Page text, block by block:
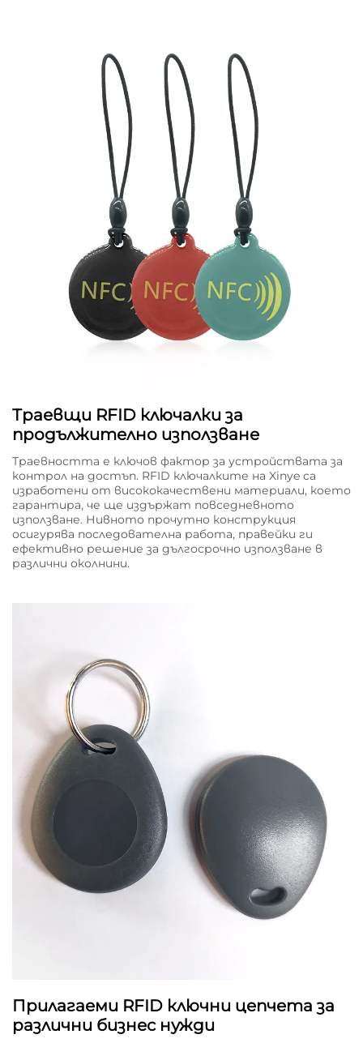
Траевщи RFID ключалки за
продължително използване
Траевността е ключов фактор за устройствата за
контрол на достъп. RFID ключалките на Xinye са
изработени от висококачествени материали, което
гарантира, че ще издържат повседневното
използване. Нивното прочутно конструкция
осигурява последователна работа, правейки ги
ефективно решение за дългосрочно използване в
различни околнини.
Прилагаеми RFID ключни цепчета за
различни бизнес нужди